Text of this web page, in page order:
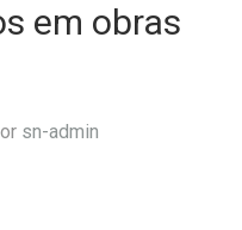
em obras
sn-admin